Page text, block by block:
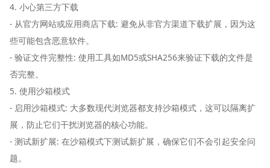
4. 小心第三方下载
- 从官方网站或应用商店下载: 避免从非官方渠道下载扩展，因为这
些可能包含恶意软件。
- 验证文件完整性: 使用工具如MD5或SHA256来验证下载的文件是
否完整。
5. 使用沙箱模式
- 启用沙箱模式: 大多数现代浏览器都支持沙箱模式，这可以隔离扩
展，防止它们干扰浏览器的核心功能。
- 测试新扩展: 在沙箱模式下测试新扩展，确保它们不会引起安全问
题。